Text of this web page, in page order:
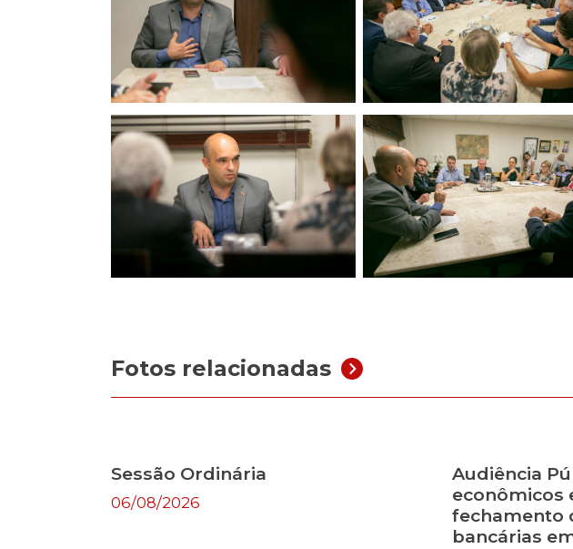
Fotos relacionadas
Sessão Ordinária
06/08/2026
Audiência
econômicos
fechamento
bancárias